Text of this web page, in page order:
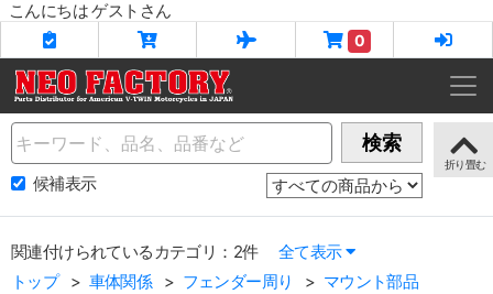
こんにちは ゲストさん
0
Name 検索
候補表示
関連付けられているカテゴリ：2件
全て表示
トップ
車体関係 フェンダー周り マウント部品